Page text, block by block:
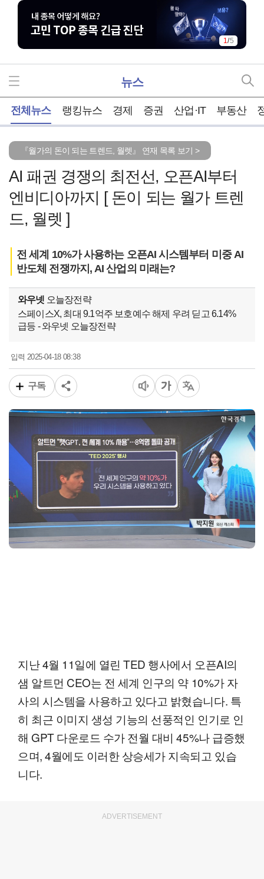
1/5
뉴스
전체뉴스 랭킹뉴스 경제 증권 산업·IT 부동산
『월가의 돈이 되는 트렌드, 월렛』 연재 목록 보기 >
AI 패권 경쟁의 최전선, 오픈AI부터
엔비디아까지 [ 돈이 되는 월가 트렌
드, 월렛 ]
전 세계 10%가 사용하는 오픈AI 시스템부터 미중 AI
반도체 전쟁까지, AI 산업의 미래는?
와우넷 오늘장전략
스페이스X, 최대 9.1억주 보호예수 해제 우려 딛고 6.14%
급등 - 와우넷 오늘장전략
입력2025-04-18 08:38
구독
지난 4월 11일에 열린 TED 행사에서 오픈AI의
샘 알트먼 CEO는 전 세계 인구의 약 10%가 자
사의 시스템을 사용하고 있다고 밝혔습니다. 특
히 최근 이미지 생성 기능의 선풍적인 인기로 인
해 GPT 다운로드 수가 전월 대비 45%나 급증했
으며, 4월에도 이러한 상승세가 지속되고 있습
니다.
ADVERTISEMENT